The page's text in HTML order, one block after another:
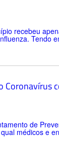
recebeu
Tendo
de
médicos e